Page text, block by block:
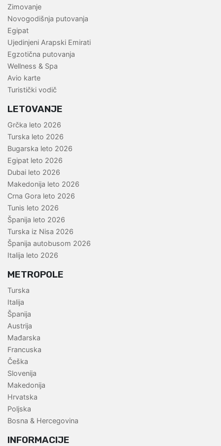
Zimovanje
Novogodišnja putovanja
Egipat
Ujedinjeni Arapski Emirati
Egzotična putovanja
Wellness & Spa
Avio karte
Turistički vodič
LETOVANJE
Grčka leto 2026
Turska leto 2026
Bugarska leto 2026
Egipat leto 2026
Dubai leto 2026
Makedonija leto 2026
Crna Gora leto 2026
Tunis leto 2026
Španija leto 2026
Turska iz Nisa 2026
Španija autobusom 2026
Italija leto 2026
METROPOLE
Turska
Italija
Španija
Austrija
Mađarska
Francuska
Češka
Slovenija
Makedonija
Hrvatska
Poljska
Bosna & Hercegovina
INFORMACIJE